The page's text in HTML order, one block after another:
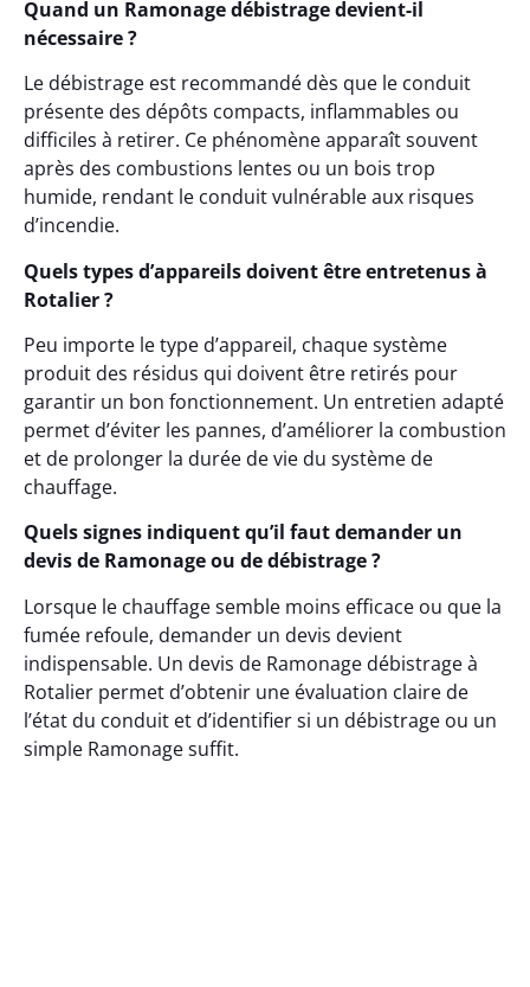
Quand un Ramonage débistrage devient-il
nécessaire ?
Le débistrage est recommandé dès que le conduit
présente des dépôts compacts, inflammables ou
difficiles à retirer. Ce phénomène apparaît souvent
après des combustions lentes ou un bois trop
humide, rendant le conduit vulnérable aux risques
d’incendie.
Quels types d’appareils doivent être entretenus à
Rotalier ?
Peu importe le type d’appareil, chaque système
produit des résidus qui doivent être retirés pour
garantir un bon fonctionnement. Un entretien adapté
permet d’éviter les pannes, d’améliorer la combustion
et de prolonger la durée de vie du système de
chauffage.
Quels signes indiquent qu’il faut demander un
devis de Ramonage ou de débistrage ?
Lorsque le chauffage semble moins efficace ou que la
fumée refoule, demander un devis devient
indispensable. Un devis de Ramonage débistrage à
Rotalier permet d’obtenir une évaluation claire de
l’état du conduit et d’identifier si un débistrage ou un
simple Ramonage suffit.